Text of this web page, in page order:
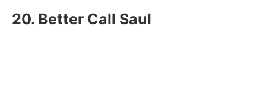
20. Better Call Saul